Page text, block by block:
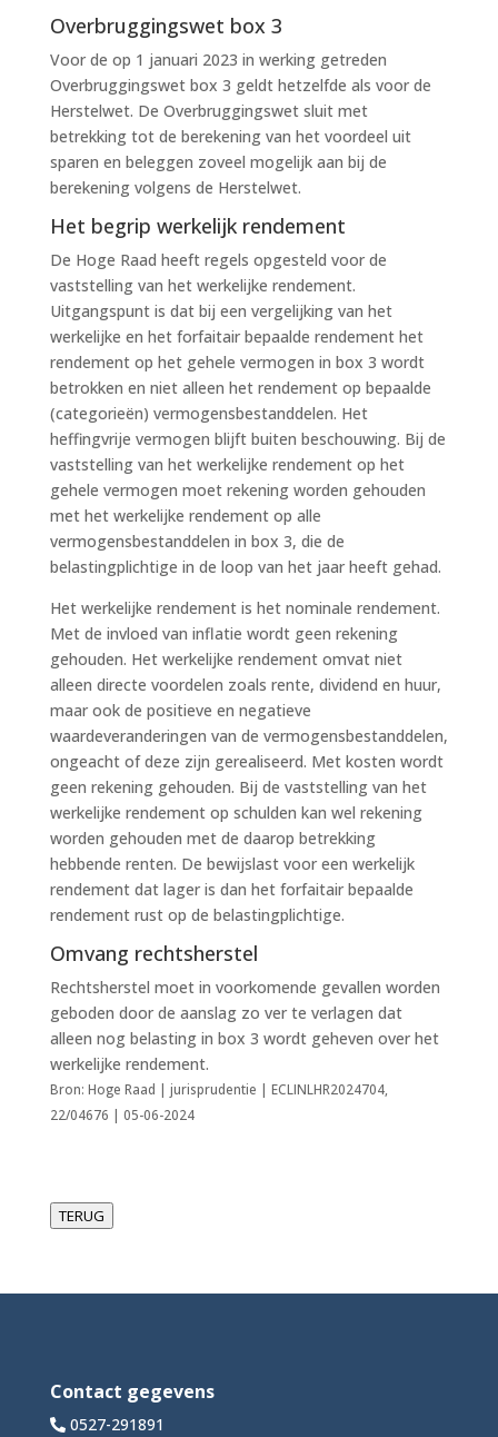
Overbruggingswet box 3
Voor de op 1 januari 2023 in werking getreden
Overbruggingswet box 3 geldt hetzelfde als voor de
Herstelwet. De Overbruggingswet sluit met
betrekking tot de berekening van het voordeel uit
sparen en beleggen zoveel mogelijk aan bij de
berekening volgens de Herstelwet.
Het begrip werkelijk rendement
De Hoge Raad heeft regels opgesteld voor de
vaststelling van het werkelijke rendement.
Uitgangspunt is dat bij een vergelijking van het
werkelijke en het forfaitair bepaalde rendement het
rendement op het gehele vermogen in box 3 wordt
betrokken en niet alleen het rendement op bepaalde
(categorieën) vermogensbestanddelen. Het
heffingvrije vermogen blijft buiten beschouwing. Bij de
vaststelling van het werkelijke rendement op het
gehele vermogen moet rekening worden gehouden
met het werkelijke rendement op alle
vermogensbestanddelen in box 3, die de
belastingplichtige in de loop van het jaar heeft gehad.
Het werkelijke rendement is het nominale rendement.
Met de invloed van inflatie wordt geen rekening
gehouden. Het werkelijke rendement omvat niet
alleen directe voordelen zoals rente, dividend en huur,
maar ook de positieve en negatieve
waardeveranderingen van de vermogensbestanddelen,
ongeacht of deze zijn gerealiseerd. Met kosten wordt
geen rekening gehouden. Bij de vaststelling van het
werkelijke rendement op schulden kan wel rekening
worden gehouden met de daarop betrekking
hebbende renten. De bewijslast voor een werkelijk
rendement dat lager is dan het forfaitair bepaalde
rendement rust op de belastingplichtige.
Omvang rechtsherstel
Rechtsherstel moet in voorkomende gevallen worden
geboden door de aanslag zo ver te verlagen dat
alleen nog belasting in box 3 wordt geheven over het
werkelijke rendement.
Bron: Hoge Raad | jurisprudentie | ECLINLHR2024704,
22/04676 | 05-06-2024
TERUG
Contact gegevens
0527-291891